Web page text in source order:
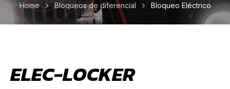
Home Bloqueos de diferencial Bloqueo Eléctrico
ELEC-LOCKER